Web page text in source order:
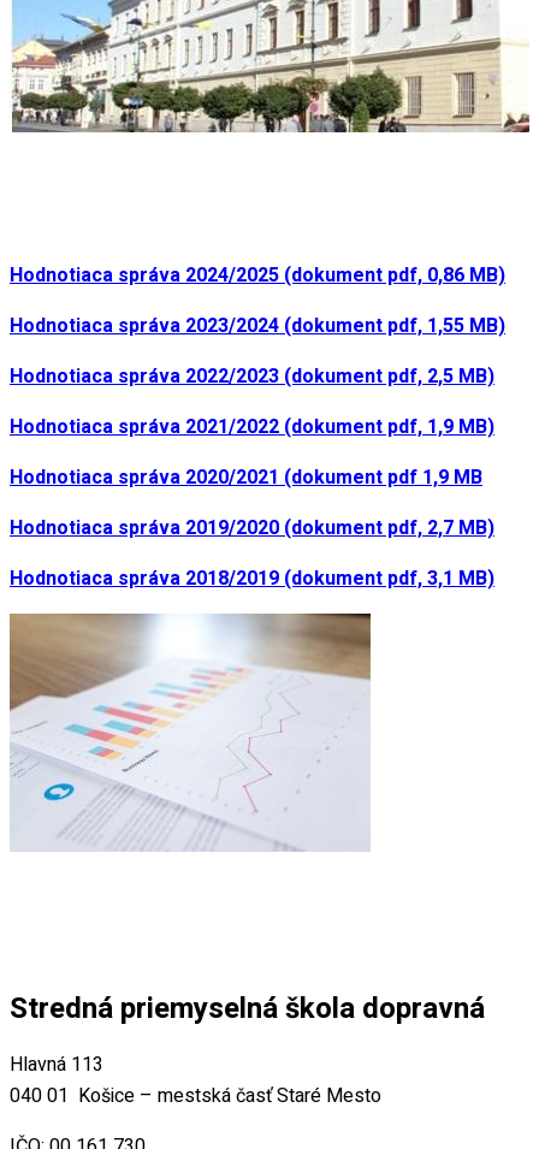
Hodnotiaca správa 2024/2025 (dokument pdf, 0,86 MB)
Hodnotiaca správa 2023/2024 (dokument pdf, 1,55 MB)
Hodnotiaca správa 2022/2023 (dokument pdf, 2,5 MB)
Hodnotiaca správa 2021/2022 (dokument pdf, 1,9 MB)
Hodnotiaca správa 2020/2021 (dokument pdf 1,9 MB
Hodnotiaca správa 2019/2020 (dokument pdf, 2,7 MB)
Hodnotiaca správa 2018/2019 (dokument pdf, 3,1 MB)
Stredná priemyselná škola dopravná
Hlavná 113
040 01 Košice – mestská časť Staré Mesto